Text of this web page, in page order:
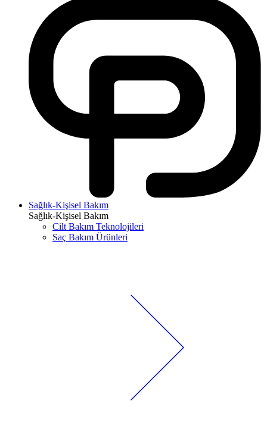
Sağlık-Kişisel Bakım
Sağlık-Kişisel Bakım
Cilt Bakım Teknolojileri
Saç Bakım Ürünleri